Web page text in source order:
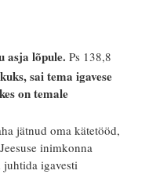
asja lõpule.Ps 138,8
sai tema igavese
on temale
jätnud oma kätetööd,
inimkonna
juhtida igavesti